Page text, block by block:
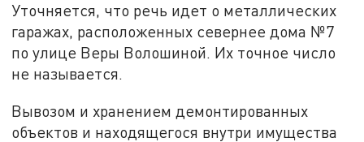
Уточняется, что речь идет о металлических
гаражах, расположенных севернее дома №7
по улице Веры Волошиной. Их точное число
не называется.
Вывозом и хранением демонтированных
объектов и находящегося внутри имущества